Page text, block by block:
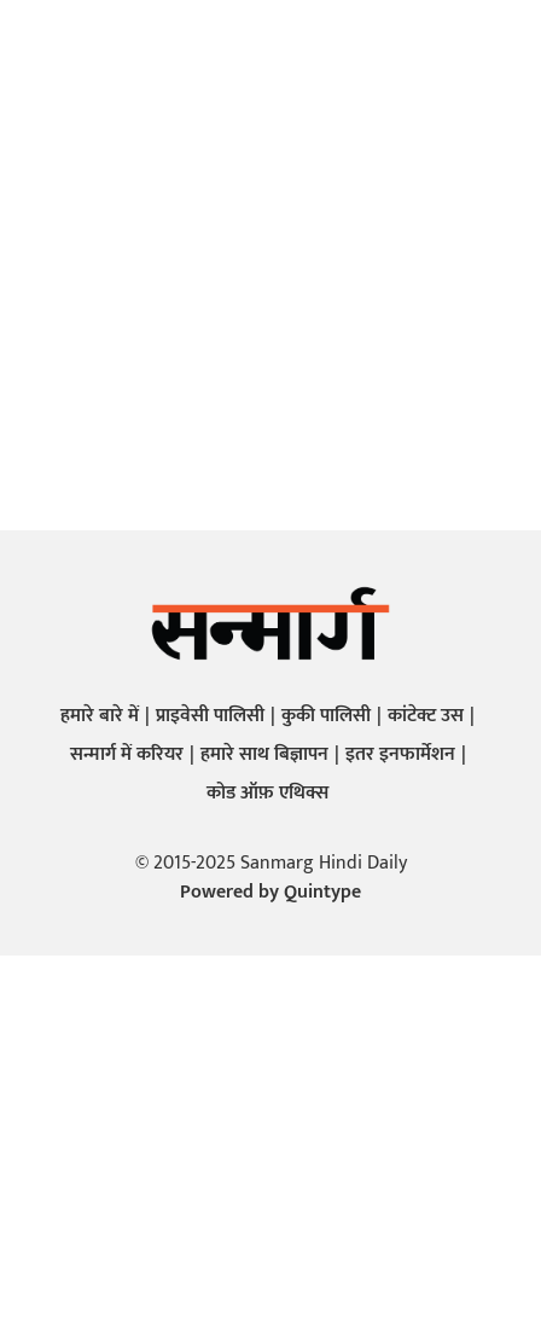
हमारे बारे में प्राइवेसी पालिसी कुकी पालिसी कांटेक्ट उस
सन्मार्ग में करियर हमारे साथ बिज्ञापन इतर इनफार्मेशन
कोड ऑफ़ एथिक्स
© 2015-2025 Sanmarg Hindi Daily
Powered byQuintype